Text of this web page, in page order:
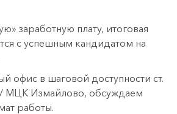
заработную плату, итоговая
с успешным кандидатом на
офис в шаговой доступности ст.
/ МЦК Измайлово, обсуждаем
работы.